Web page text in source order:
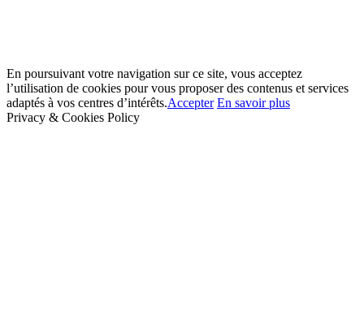
En poursuivant votre navigation sur ce site, vous acceptez
l’utilisation de cookies pour vous proposer des contenus et services
adaptés à vos centres d’intérêts.Accepter En savoir plus
Privacy & Cookies Policy